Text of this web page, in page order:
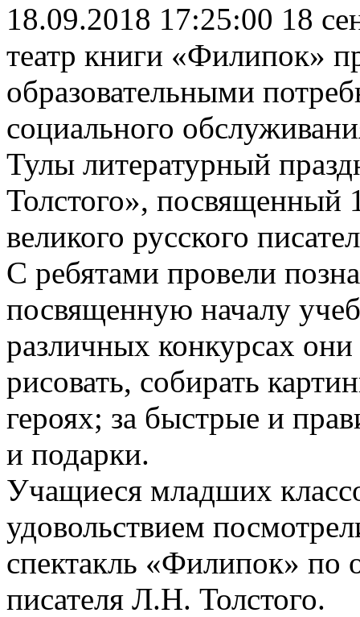
18.09.2018 17:25:00 18
театр книги «Филипок»
образовательными
социального
Тулы литературный
Толстого», посвященный
великого русского
С ребятами провели
посвященную началу
различных конкурсах
рисовать, собирать
героях; за быстрые и
и подарки.
Учащиеся младших
удовольствием
спектакль «Филипок»
писателя Л.Н. Толстого.